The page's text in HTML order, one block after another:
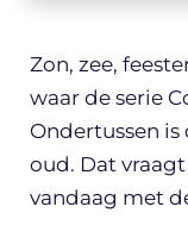
Zon, zee,
waar de serie
Ondertussen
oud. Dat
vandaag met